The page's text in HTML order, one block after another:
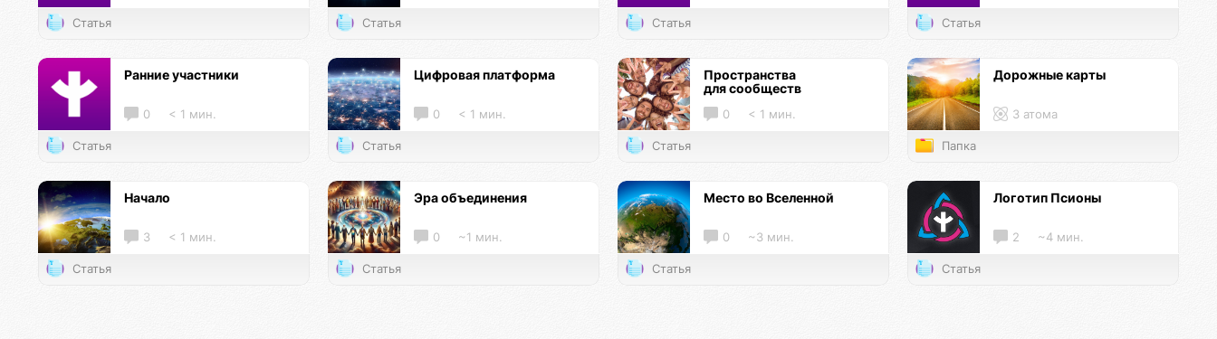
Статья Статья Статья Статья
Ранние участники
0 < 1 мин.
Статья
Цифровая платформа
0 < 1 мин.
Статья
Пространства
для сообществ
0 < 1 мин.
Статья
Дорожные карты
3 атома
Папка
Начало
3 < 1 мин.
Статья
Эра объединения
0 ~1 мин.
Статья
Место во Вселенной
0 ~3 мин.
Статья
Логотип Псионы
2 ~4 мин.
Статья